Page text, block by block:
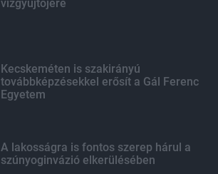
vízgyűjtőjére
Kecskeméten is szakirányú
továbbképzésekkel erősít a Gál Ferenc
Egyetem
A lakosságra is fontos szerep hárul a
szúnyoginvázió elkerülésében